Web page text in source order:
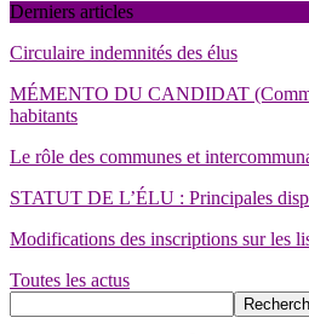
Derniers articles
Circulaire indemnités des élus
MÉMENTO DU CANDIDAT
habitants
Le rôle des communes et
STATUT DE L’ÉLU : Principales
Modifications des inscriptions sur les
Toutes les actus